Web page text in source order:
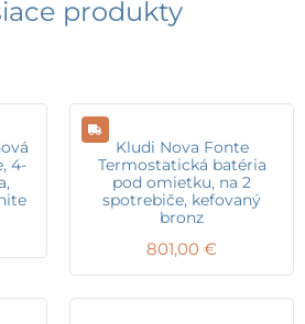
produkty
4-
Kludi Nova Fonte
Termostatická batéria
pod omietku, na 2
spotrebiče, kefovaný
bronz
801,00 €